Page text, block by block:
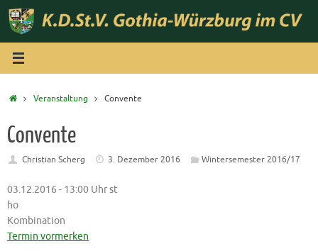
Zum
Inhalt
springen
StartVeranstaltung Convente
Convente
Christian Scherg 3. Dezember 2016 Wintersemester 2016/17
03.12.2016 - 13:00 Uhr st
ho
Kombination
Termin vormerken